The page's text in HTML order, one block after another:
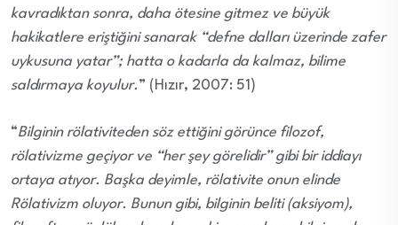
kavradıktan sonra, daha ötesine gitmez ve büyük
hakikatlere eriştiğini sanarak “defne dalları üzerinde zafer
uykusuna yatar”; hatta o kadarla da kalmaz, bilime
saldırmaya koyulur.” (Hızır, 2007: 51)
“Bilginin rölativiteden söz ettiğini görünce filozof,
rölativizme geçiyor ve “her şey görelidir” gibi bir iddiayı
ortaya atıyor. Başka deyimle, rölativite onun elinde
Rölativizm oluyor. Bunun gibi, bilginin beliti (aksiyom),